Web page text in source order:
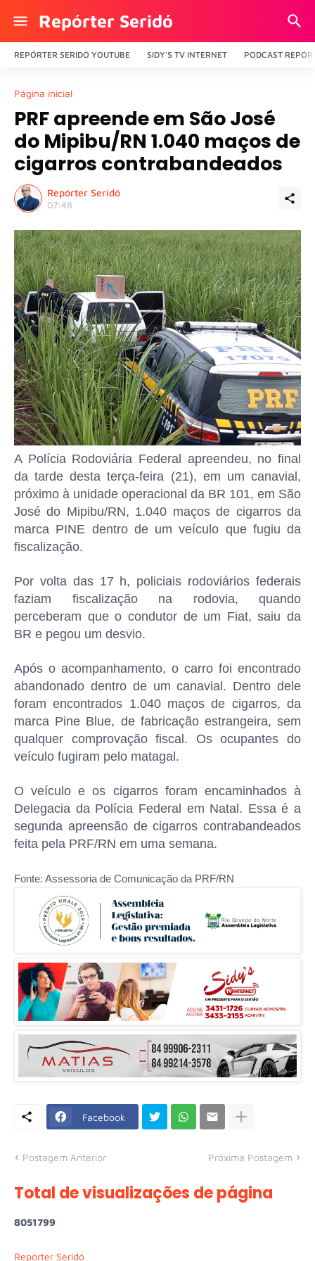
Repórter Seridó
REPÓRTER SERIDÓ YOUTUBE SIDY'S TV INTERNET PODCAST
Página inicial
PRF apreende em São José
do Mipibu/RN 1.040 maços de
cigarros contrabandeados
Repórter Seridó
07:48
A Polícia Rodoviária Federal apreendeu, no final
da tarde desta terça-feira (21), em um canavial,
próximo à unidade operacional da BR 101, em São
José do Mipibu/RN, 1.040 maços de cigarros da
marca PINE dentro de um veículo que fugiu da
fiscalização.
Por volta das 17 h, policiais rodoviários federais
faziam fiscalização na rodovia, quando
perceberam que o condutor de um Fiat, saiu da
BR e pegou um desvio.
Após o acompanhamento, o carro foi encontrado
abandonado dentro de um canavial. Dentro dele
foram encontrados 1.040 maços de cigarros, da
marca Pine Blue, de fabricação estrangeira, sem
qualquer comprovação fiscal. Os ocupantes do
veículo fugiram pelo matagal.
O veículo e os cigarros foram encaminhados à
Delegacia da Polícia Federal em Natal. Essa é a
segunda apreensão de cigarros contrabandeados
feita pela PRF/RN em uma semana.
Fonte: Assessoria de Comunicação da PRF/RN
Facebook
Postagem Anterior Próxima Postagem
Total de visualizações de página
8051799
Repórter Seridó